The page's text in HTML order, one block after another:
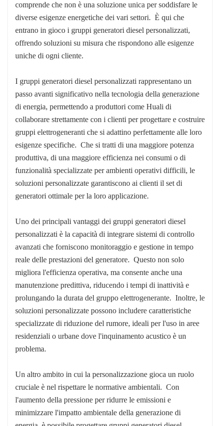
comprende che non è una soluzione unica per soddisfare le
diverse esigenze energetiche dei vari settori. È qui che
entrano in gioco i gruppi generatori diesel personalizzati,
offrendo soluzioni su misura che rispondono alle esigenze
uniche di ogni cliente.
I gruppi generatori diesel personalizzati rappresentano un
passo avanti significativo nella tecnologia della generazione
di energia, permettendo a produttori come Huali di
collaborare strettamente con i clienti per progettare e costruire
gruppi elettrogeneranti che si adattino perfettamente alle loro
esigenze specifiche. Che si tratti di una maggiore potenza
produttiva, di una maggiore efficienza nei consumi o di
funzionalità specializzate per ambienti operativi difficili, le
soluzioni personalizzate garantiscono ai clienti il set di
generatori ottimale per la loro applicazione.
Uno dei principali vantaggi dei gruppi generatori diesel
personalizzati è la capacità di integrare sistemi di controllo
avanzati che forniscono monitoraggio e gestione in tempo
reale delle prestazioni del generatore. Questo non solo
migliora l'efficienza operativa, ma consente anche una
manutenzione predittiva, riducendo i tempi di inattività e
prolungando la durata del gruppo elettrogenerante. Inoltre, le
soluzioni personalizzate possono includere caratteristiche
specializzate di riduzione del rumore, ideali per l'uso in aree
residenziali o urbane dove l'inquinamento acustico è un
problema.
Un altro ambito in cui la personalizzazione gioca un ruolo
cruciale è nel rispettare le normative ambientali. Con
l'aumento della pressione per ridurre le emissioni e
minimizzare l'impatto ambientale della generazione di